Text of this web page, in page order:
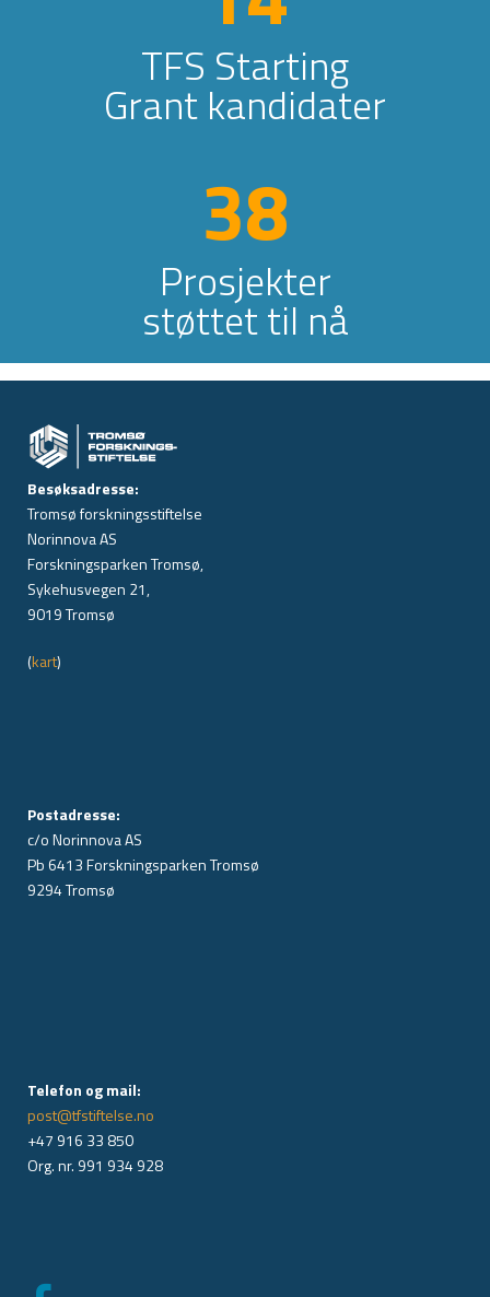
TFS Starting
Grant kandidater
38
Prosjekter
støttet til nå
Besøksadresse:
Tromsø forskningsstiftelse
Norinnova AS
Forskningsparken Tromsø,
Sykehusvegen 21,
9019 Tromsø
(kart)
Postadresse:
c/o Norinnova AS
Pb 6413 Forskningsparken Tromsø
9294 Tromsø
Telefon og mail:
post@tfstiftelse.no
+47 916 33 850
Org. nr. 991 934 928